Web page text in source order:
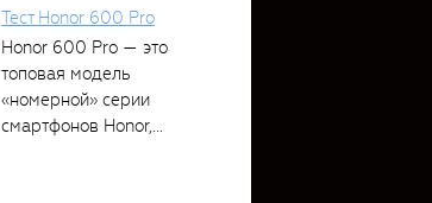
Тест Honor 600 Pro
Honor 600 Pro — это
топовая модель
«номерной» серии
смартфонов Honor,...